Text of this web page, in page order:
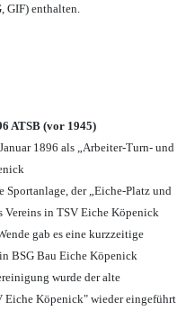
GIF) enthalten.
ATSB (vor 1945)
1896 als „Arbeiter-Turn- und
Sportanlage, der „Eiche-Platz und
Vereins in TSV Eiche Köpenick
gab es eine kurzzeitige
BSG Bau Eiche Köpenick
wurde der alte
Eiche Köpenick" wieder eingeführt